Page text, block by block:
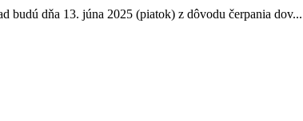
budú dňa 13. júna 2025 (piatok) z dôvodu čerpania dov...